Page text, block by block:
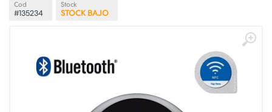
Cod
#135234
Stock
STOCK BAJO